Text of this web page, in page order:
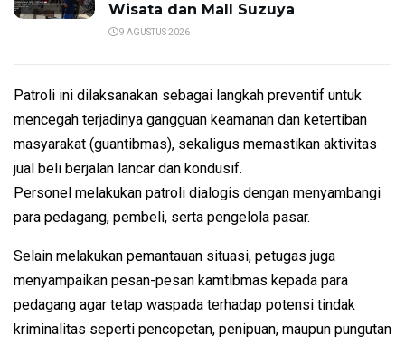
Wisata dan Mall Suzuya
9 AGUSTUS 2026
Patroli ini dilaksanakan sebagai langkah preventif untuk
mencegah terjadinya gangguan keamanan dan ketertiban
masyarakat (guantibmas), sekaligus memastikan aktivitas
jual beli berjalan lancar dan kondusif.
Personel melakukan patroli dialogis dengan menyambangi
para pedagang, pembeli, serta pengelola pasar.
Selain melakukan pemantauan situasi, petugas juga
menyampaikan pesan-pesan kamtibmas kepada para
pedagang agar tetap waspada terhadap potensi tindak
kriminalitas seperti pencopetan, penipuan, maupun pungutan